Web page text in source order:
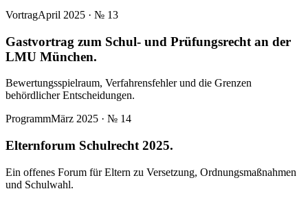
VortragApril 2025 · № 13
Gastvortrag zum Schul- und Prüfungsrecht an der
LMU München.
Bewertungsspielraum, Verfahrensfehler und die Grenzen
behördlicher Entscheidungen.
ProgrammMärz 2025 · № 14
Elternforum Schulrecht 2025.
Ein offenes Forum für Eltern zu Versetzung, Ordnungsmaßnahmen
und Schulwahl.